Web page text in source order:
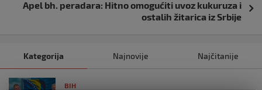
Apel bh. peradara: Hitno omogućiti uvoz kukuruza i
ostalih žitarica iz Srbije
Kategorija Najnovije Najčitanije
BIH